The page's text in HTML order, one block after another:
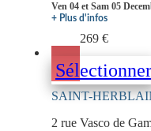
Ven 04 et Sam 05
+ Plus d'infos
269 €
Sélectionner
SAINT-
2 rue Vasco de